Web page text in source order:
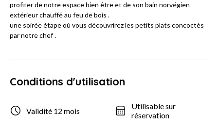
profiter de notre espace bien être et de son bain norvégien
extérieur chauffé au feu de bois .
une soirée étape où vous découvrirez les petits plats concoctés
par notre chef .
Conditions d'utilisation
Validité 12 mois
Utilisable sur
réservation